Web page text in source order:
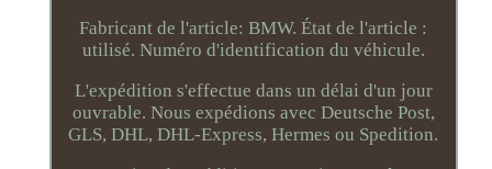
Fabricant de l'article: BMW. État de l'article :
utilisé. Numéro d'identification du véhicule.
L'expédition s'effectue dans un délai d'un jour
ouvrable. Nous expédions avec Deutsche Post,
GLS, DHL, DHL-Express, Hermes ou Spedition.